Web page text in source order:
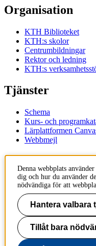
Organisation
KTH Biblioteket
KTH:s skolor
Centrumbildningar
Rektor och ledning
KTH:s
Tjänster
Schema
Kurs- och
Lärplattformen
Webbmejl
KTH
100 44 Stockholm
+46 8 790 60 00
Kontakta KTH
Jobba på KTH
Press och media
Denna webbplats
dig och hur du använder
nödvändiga för att
Hantera valbara
Tillåt bara